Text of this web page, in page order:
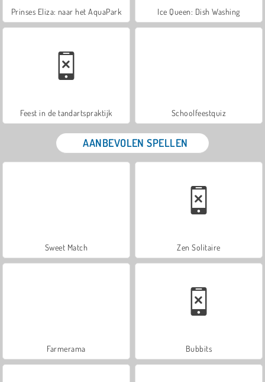
Prinses Eliza: naar het AquaPark Ice Queen: Dish Washing
Feest in de tandartspraktijk Schoolfeestquiz
AANBEVOLEN SPELLEN
Sweet Match Zen Solitaire
Farmerama Bubbits